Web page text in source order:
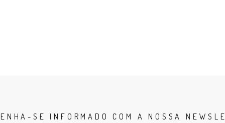
SE INFORMADO COM A NOSSA